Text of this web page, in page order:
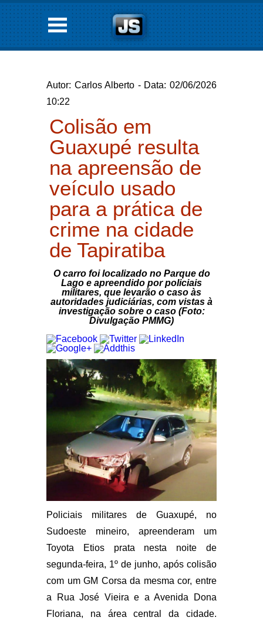
Autor: Carlos Alberto - Data: 02/06/2026
10:22
Colisão em
Guaxupé resulta
na apreensão de
veículo usado
para a prática de
crime na cidade
de Tapiratiba
O carro foi localizado no Parque do
Lago e apreendido por policiais
militares, que levarão o caso às
autoridades judiciárias, com vistas à
investigação sobre o caso (Foto:
Divulgação PMMG)
Policiais militares de Guaxupé, no
Sudoeste mineiro, apreenderam um
Toyota Etios prata nesta noite de
segunda-feira, 1º de junho, após colisão
com um GM Corsa da mesma cor, entre
a Rua José Vieira e a Avenida Dona
Floriana, na área central da cidade.